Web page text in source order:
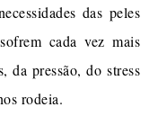
das peles
cada vez mais
da pressão, do stress
rodeia.